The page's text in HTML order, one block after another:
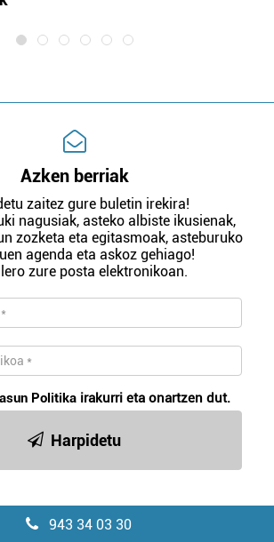
Azken berriak
zaitez gure buletin irekira!
nagusiak, asteko albiste ikusienak,
zozketa eta egitasmoak, asteburuko
agenda eta askoz gehiago!
zure posta elektronikoan.
Politika irakurri eta onartzen dut.
Harpidetu
943 34 03 30